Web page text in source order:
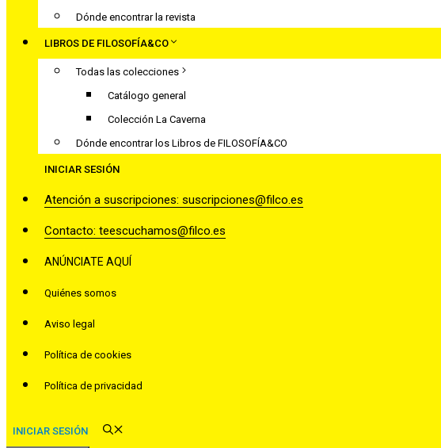
Dónde encontrar la revista
LIBROS DE FILOSOFÍA&CO
Todas las colecciones
Catálogo general
Colección La Caverna
Dónde encontrar los Libros de FILOSOFÍA&CO
INICIAR SESIÓN
Atención a suscripciones: suscripciones@filco.es
Contacto: teescuchamos@filco.es
ANÚNCIATE AQUÍ
Quiénes somos
Aviso legal
Política de cookies
Política de privacidad
INICIAR SESIÓN